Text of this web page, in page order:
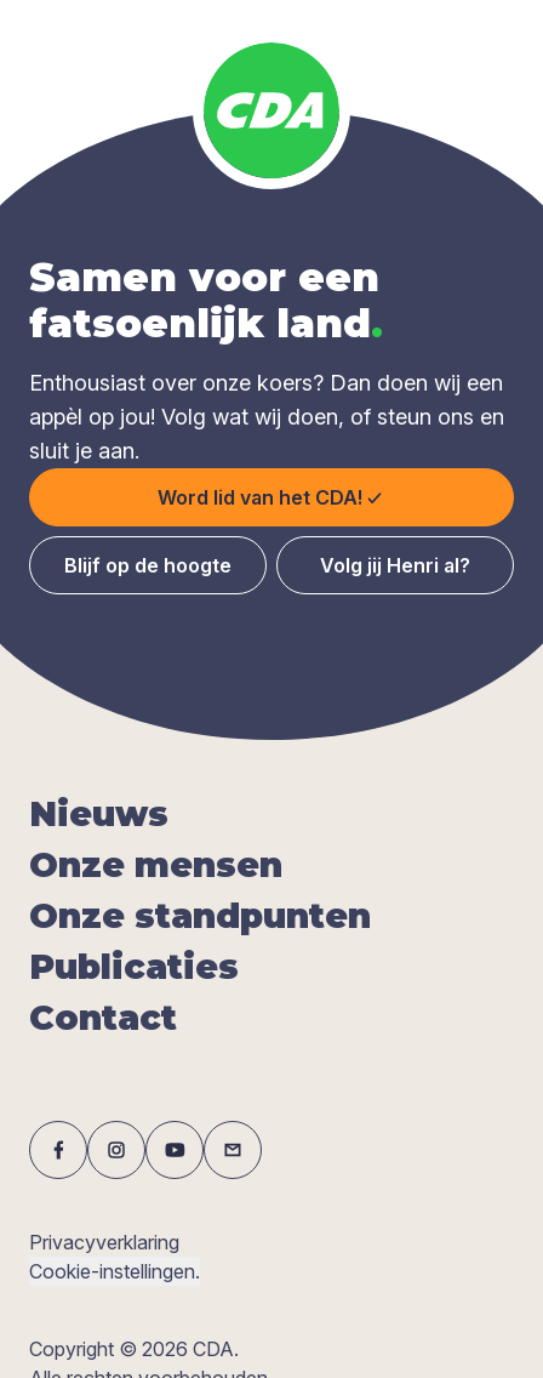
Samen voor een
fatsoenlijk land.
Enthousiast over onze koers? Dan doen wij een
appèl op jou! Volg wat wij doen, of steun ons en
sluit je aan.
Word lid van het CDA!
Blijf op de hoogte Volg jij Henri al?
Nieuws
Onze men­sen
Onze stand­pun­ten
Publi­ca­ties
Con­tact
Privacyverklaring
Cookie-instellingen.
Copyright © 2026 CDA.